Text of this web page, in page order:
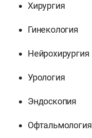
Хирургия
Гинекология
Нейрохирургия
Урология
Эндоскопия
Офтальмология